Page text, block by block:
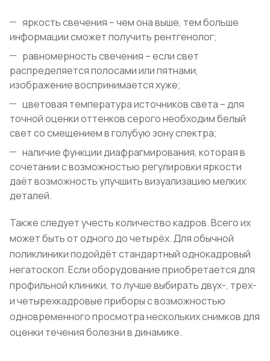
яркость свечения – чем она выше, тем больше
информации сможет получить рентгенолог;
равномерность свечения – если свет
распределяется полосами или пятнами,
изображение воспринимается хуже;
цветовая температура источников света – для
точной оценки оттенков серого необходим белый
свет со смещением в голубую зону спектра;
наличие функции диафрагмирования, которая в
сочетании с возможностью регулировки яркости
даёт возможность улучшить визуализацию мелких
деталей.
Также следует учесть количество кадров. Всего их
может быть от одного до четырёх. Для обычной
поликлиники подойдёт стандартный однокадровый
негатоскоп. Если оборудование приобретается для
профильной клиники, то лучше выбирать двух-, трех-
и четырехкадровые приборы с возможностью
одновременного просмотра нескольких снимков для
оценки течения болезни в динамике.